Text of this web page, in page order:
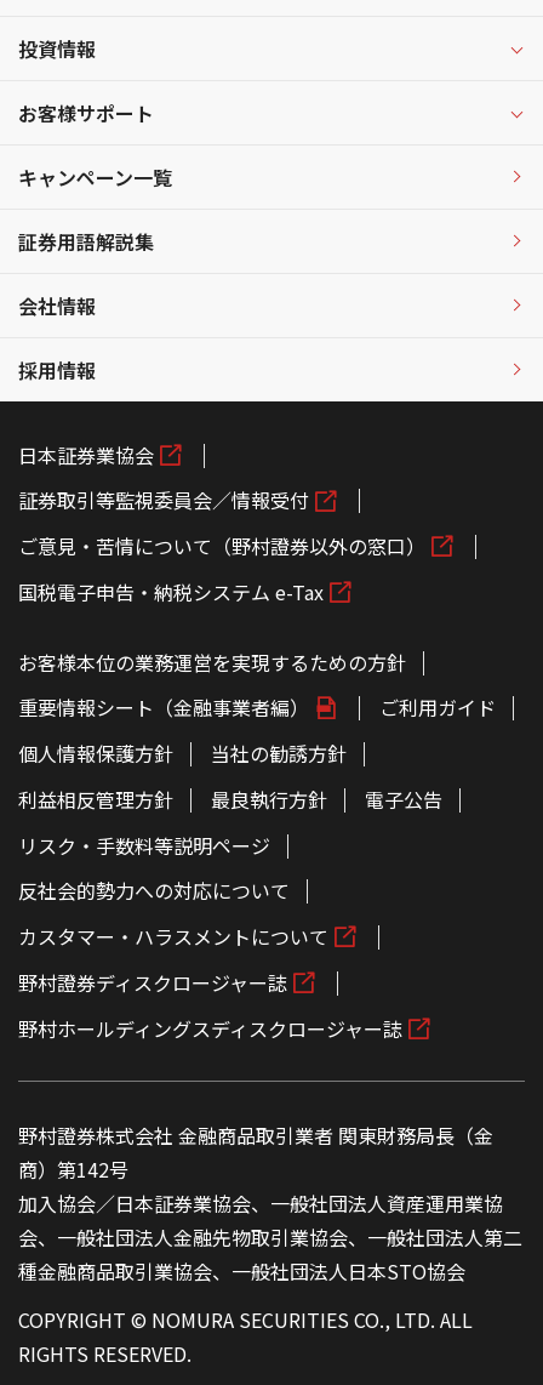
投資情報
お客様サポート
キャンペーン一覧
証券用語解説集
会社情報
採用情報
日本証券業協会
証券取引等監視委員会／情報受付
ご意見・苦情について（野村證券以外の窓口）
国税電子申告・納税システム e-Tax
お客様本位の業務運営を実現するための方針
重要情報シート（金融事業者編）
ご利用ガイド
個人情報保護方針
当社の勧誘方針
利益相反管理方針
最良執行方針
電子公告
リスク・手数料等説明ページ
反社会的勢力への対応について
カスタマー・ハラスメントについて
野村證券ディスクロージャー誌
野村ホールディングスディスクロージャー誌
野村證券株式会社 金融商品取引業者 関東財務局長（金
商）第142号
加入協会／日本証券業協会、一般社団法人資産運用業協
会、一般社団法人金融先物取引業協会、一般社団法人第二
種金融商品取引業協会、一般社団法人日本STO協会
COPYRIGHT © NOMURA SECURITIES CO., LTD. ALL
RIGHTS RESERVED.